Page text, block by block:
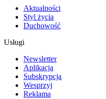
Aktualności
Styl życia
Duchowość
Usługi
Newsletter
Aplikacja
Subskrypcja
Wesprzyj
Reklama